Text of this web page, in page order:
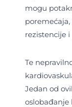
mogu
rezistencije
Te
Jedan od